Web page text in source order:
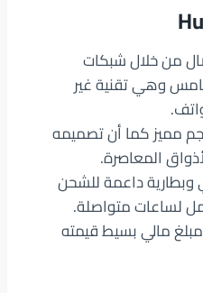
من خلال شبكات
وهي تقنية غير
مميز كما أن تصميمه
المعاصرة.
داعمة للشحن
لساعات متواصلة.
مالي بسيط قيمته